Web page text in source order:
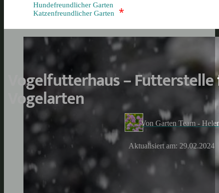
Hundefreundlicher Garten
Katzenfreundlicher Garten
*
Vogelfutterhaus –
Vogelarten
Von Garten Team -
Aktualisiert am: 29.02.2024